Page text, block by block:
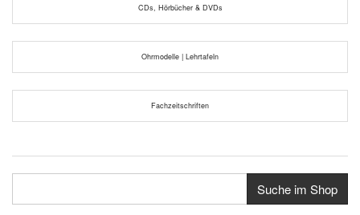
CDs, Hörbücher & DVDs
Ohrmodelle | Lehrtafeln
Fachzeitschriften
Suche im Shop